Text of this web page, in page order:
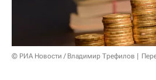
© РИА Новости / Владимир Трефилов